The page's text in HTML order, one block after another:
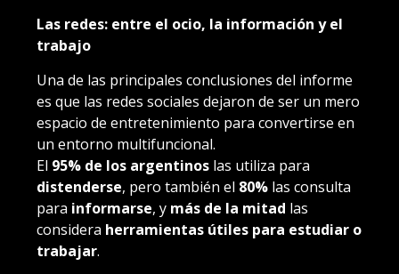
Las redes: entre el ocio, la información y el
trabajo
Una de las principales conclusiones del informe
es que las redes sociales dejaron de ser un mero
espacio de entretenimiento para convertirse en
un entorno multifuncional.
El 95% de los argentinos las utiliza para
distenderse, pero también el 80% las consulta
para informarse, y más de la mitad las
considera herramientas útiles para estudiar o
trabajar.